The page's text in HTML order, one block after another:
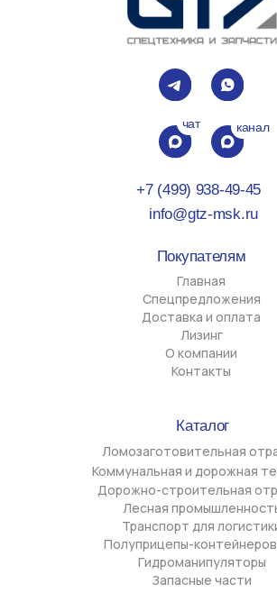
Главная
Спецпредложения
Доставка и оплата
Лизинг
Контакты
Ломозаготовительная отрасль
Коммунальная и дорожная техника
Дорожно-строительная отрасль
Полуприцепы-контейнеровозы
Гидроманипуляторы
Запасные части
г. Химки, ул. Московская д. 38, корпус А, офис 904
г. Великие Луки, ул. Ботвина д. 19, офис 3
г. Химки, Вашутинское шоссе, д. 24Б
г. Великие Луки, пр-кт Октябрьский, д. 136
Стоянки
Офисы
Разработка сайта
ООО "Джитизет", ИНН 6025051738, ОГРН
1196027003380
Юридический адрес 182113, Псковская обл, г. Великие
Луки, пр-т Октябрьский 136, каб. 17
Фактический адрес 141420, Московская обл, г. Химки,
ул. Московская стр. 38А, оф. 904
Обращаем Ваше внимание на то, что данный интернет-сайт
носит исключительно информационный характер и ни при каких
условиях информационные материалы и цены, размещенные на
сайте, не являются публичной офертой, определяемой
положениями ст. 437 ГК РФ. Все товарные знаки, логотипы,